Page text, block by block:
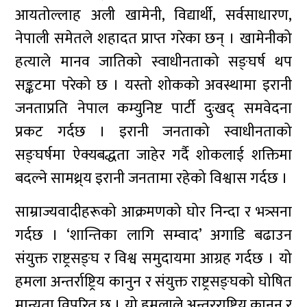
आयतोल्लाह अली खामेनी, विद्यार्थी, सर्वसाधारण,
नेपाली समेतले शहादत प्राप्त गरेका छन् । खामेनीको
हत्याले मानव जातिको स्वाधीनताको सङ्घर्ष थप
सङ्कटमा परेको छ । यस्तो शोकको अवस्थामा इरानी
जनताप्रति नेपाल कम्युनिष्ट पार्टी दुःखद् समवेदना
प्रकट गर्दछ । इरानी जनताको स्वाधीनताको
सङ्घर्षमा ऐक्यबद्धता जाहेर गर्दै शोकलाई शक्तिमा
बदल्ने सामथ्र्य इरानी जनतामा रहेको विश्वास गर्दछ ।
साम्राज्यवादीहरूको आक्रमणको घोर निन्दा र भत्र्सना
गर्दछ । ‘शान्तिका लागि सम्वाद’ अगाडि बढाउन
संयुक्त राष्ट्रसङ्घ र विश्व समुदायमा आग्रह गर्दछ । यो
हमला अन्तर्राष्ट्रिय कानुन र संयुक्त राष्ट्रसङ्घको घोषित